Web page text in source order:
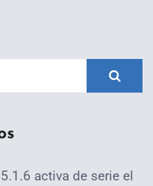
activa de serie el